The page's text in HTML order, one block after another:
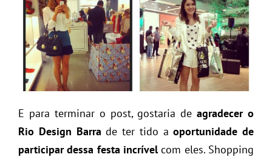
E para terminar o post, gostaria de agradecer o
Rio Design Barra de ter tido a oportunidade de
participar dessa festa incrívelcom eles. Shopping